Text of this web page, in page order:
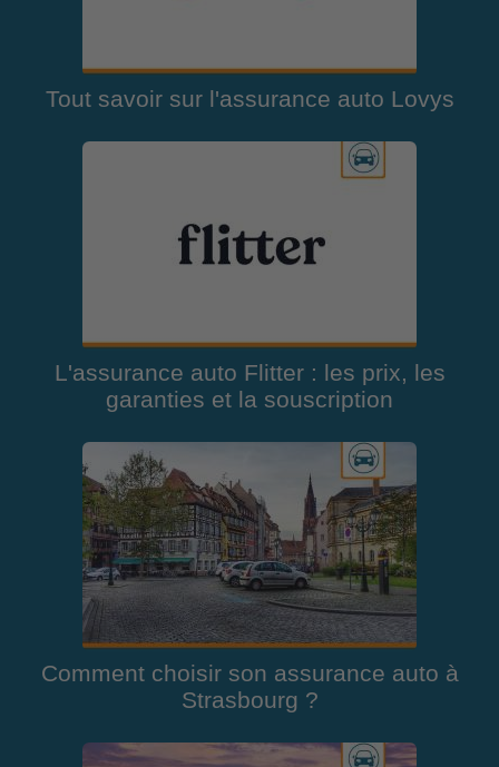
Tout savoir sur l'assurance auto Lovys
L'assurance auto Flitter : les prix, les
garanties et la souscription
Comment choisir son assurance auto à
Strasbourg ?